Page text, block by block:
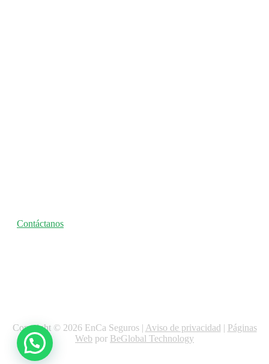
Contáctanos
Copyright © 2026 EnCa Seguros | Aviso de privacidad | Páginas
Web por BeGlobal Technology